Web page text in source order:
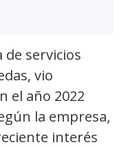
de servicios
vio
el año 2022
la empresa,
interés